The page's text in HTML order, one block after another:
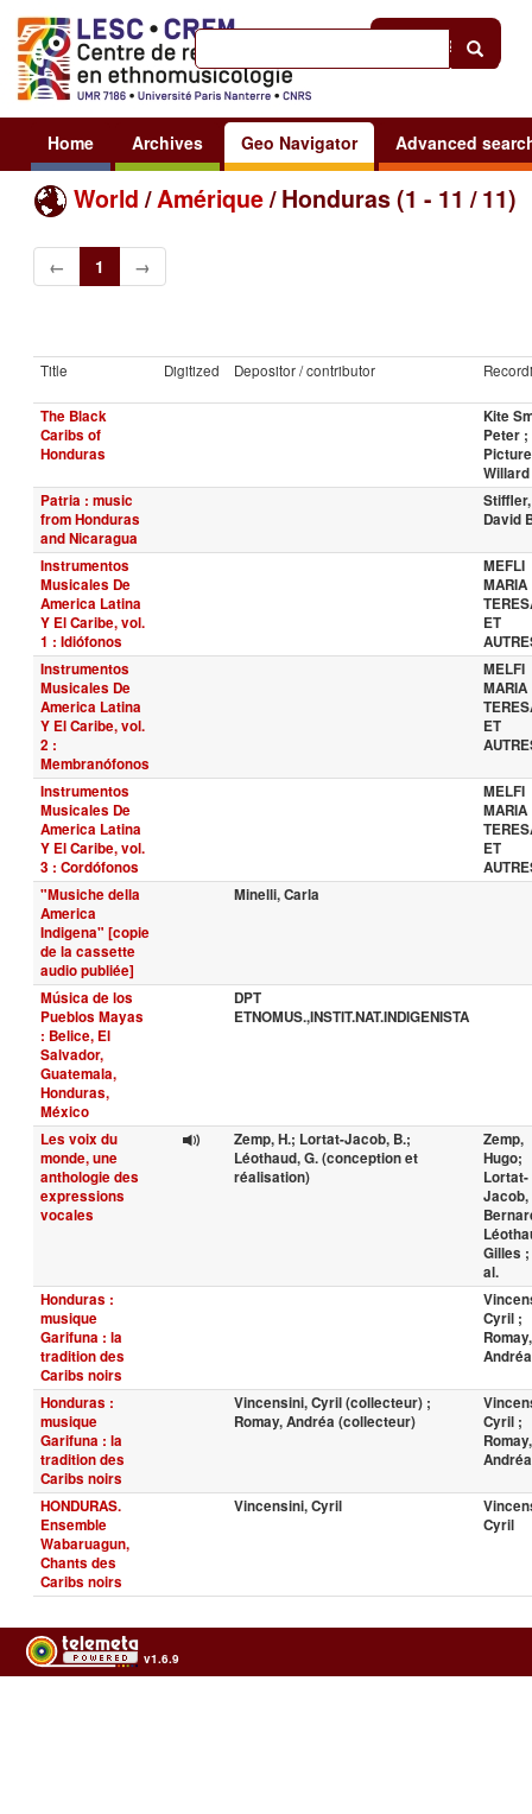
Sign in
Home Archives Geo Navigator Advanced
World /Amérique/ Honduras (1 - 11 / 11)
← 1 →
Title Digitized Depositor / contributor
The Black
Caribs of
Honduras
Kite
Peter ;
Willard
Patria : music
from Honduras
and Nicaragua
Stiffler,
David
Instrumentos
Musicales De
America Latina
Y El Caribe, vol.
1 : Idiófonos
MEFLI
MARIA
ET
Instrumentos
Musicales De
America Latina
Y El Caribe, vol.
2 :
Membranófonos
MELFI
MARIA
ET
Instrumentos
Musicales De
America Latina
Y El Caribe, vol.
3 : Cordófonos
MELFI
MARIA
ET
"Musiche della
America
Indigena" [copie
de la cassette
audio publiée]
Minelli, Carla
Música de los
Pueblos Mayas
: Belice, El
Salvador,
Guatemala,
Honduras,
México
DPT
ETNOMUS.,INSTIT.NAT.INDIGENISTA
Les voix du
monde, une
anthologie des
expressions
vocales
Zemp, H.; Lortat-Jacob, B.;
Léothaud, G. (conception et
réalisation)
Zemp,
Hugo;
Lortat-
Jacob,
Gilles
al.
Honduras :
musique
Garifuna : la
tradition des
Caribs noirs
Cyril ;
Romay,
Andréa
Honduras :
musique
Garifuna : la
tradition des
Caribs noirs
Vincensini, Cyril (collecteur) ;
Romay, Andréa (collecteur)
Cyril ;
Romay,
Andréa
HONDURAS.
Ensemble
Wabaruagun,
Chants des
Caribs noirs
Vincensini, Cyril
Cyril
v1.6.9